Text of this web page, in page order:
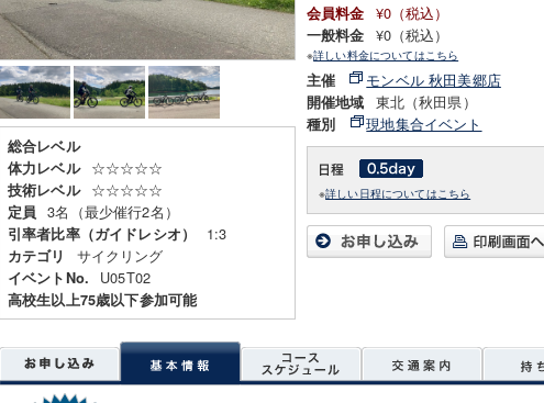
総合レベル
体力レベル
☆☆☆☆☆
技術レベル ☆☆☆☆☆
定員 3名（最少催行2名）
引率者比率（ガイドレシオ） 1:3
カテゴリ サイクリング
イベントNo. U05T02
高校生以上75歳以下参加可能
会員料金 ¥0（税込）
一般料金 ¥0（税込）
※詳しい料金についてはこちら
主催 モンベル 秋田美郷店
開催地域 東北（秋田県）
種別 現地集合イベント
※詳しい日程についてはこちら